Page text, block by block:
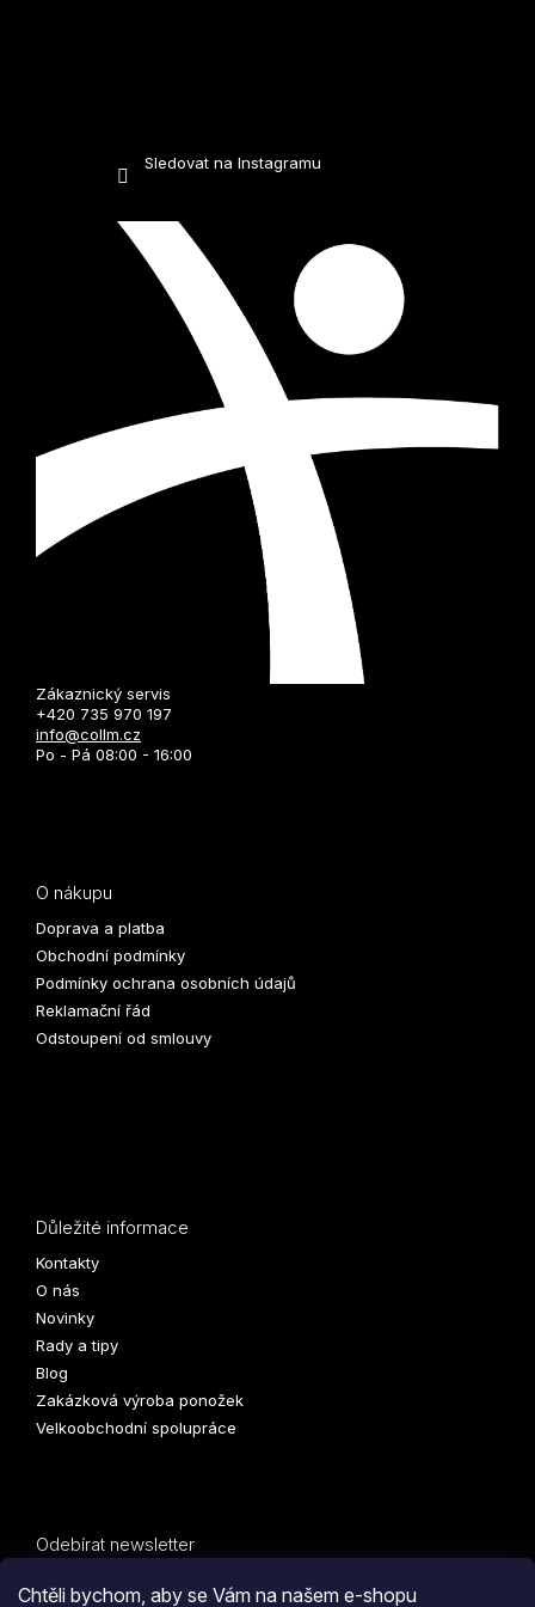
Chtěli bychom, aby se Vám na našem e-shopu
Sledovat na Instagramu
Zákaznický servis
+420 735 970 197
info@collm.cz
Po - Pá 08:00 - 16:00
O nákupu
Doprava a platba
Obchodní podmínky
Podmínky ochrana osobních údajů
Reklamační řád
Odstoupení od smlouvy
Důležité informace
Kontakty
O nás
Novinky
Rady a tipy
Blog
Zakázková výroba ponožek
Velkoobchodní spolupráce
Odebírat newsletter
Vložte svůj e-mail a my vám budeme zasílat informace o